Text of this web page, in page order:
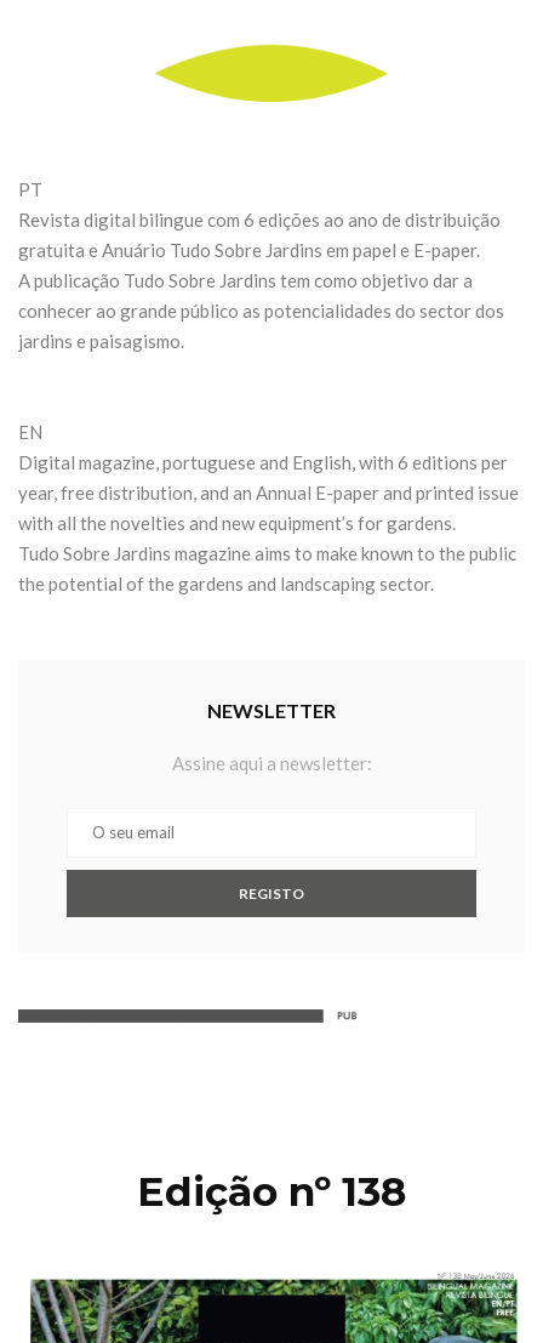
PT
Revista digital bilingue com 6 edições ao ano de distribuição
gratuita e Anuário Tudo Sobre Jardins em papel e E-paper.
A publicação Tudo Sobre Jardins tem como objetivo dar a
conhecer ao grande público as potencialidades do sector dos
jardins e paisagismo.
EN
Digital magazine, portuguese and English, with 6 editions per
year, free distribution, and an Annual E-paper and printed issue
with all the novelties and new equipment’s for gardens.
Tudo Sobre Jardins magazine aims to make known to the public
the potential of the gardens and landscaping sector.
NEWSLETTER
Assine aqui a newsletter:
Edição nº 138